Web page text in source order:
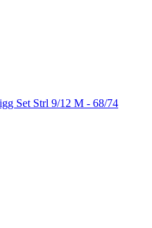
Set Strl 9/12 M - 68/74